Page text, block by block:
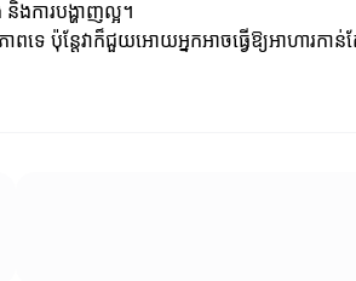
ងការបង្ហាញល្អ។
េ ប៉ុន្តែវាក៏ជួយអោយអ្នកអាចធ្វើឱ្យអាហារកាន់